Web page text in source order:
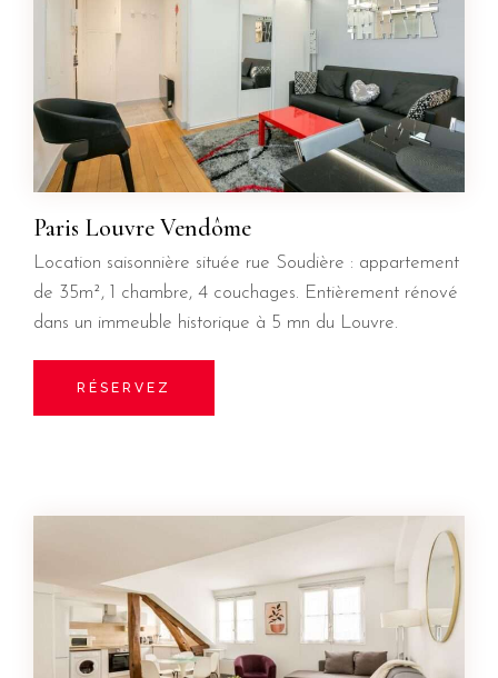
Paris Louvre Vendôme
Location saisonnière située rue Soudière : appartement
de 35m², 1 chambre, 4 couchages. Entièrement rénové
dans un immeuble historique à 5 mn du Louvre.
RÉSERVEZ